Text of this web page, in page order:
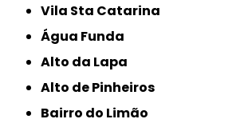
Vila Sta Catarina
Água Funda
Alto da Lapa
Alto de Pinheiros
Bairro do Limão